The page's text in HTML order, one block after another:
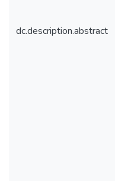
dc.description.abstract